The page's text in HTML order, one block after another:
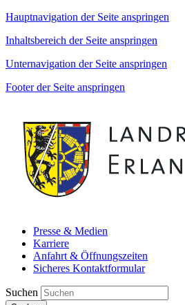
Hauptnavigation der Seite anspringen
Inhaltsbereich der Seite anspringen
Unternavigation der Seite anspringen
Footer der Seite anspringen
Presse & Medien
Karriere
Anfahrt & Öffnungszeiten
Sicheres Kontaktformular
Suchen